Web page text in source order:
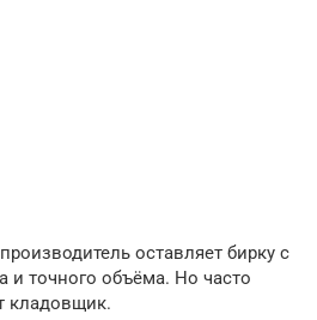
оставляет бирку с
и точного объёма. Но часто
кладовщик.